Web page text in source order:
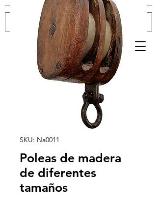
Log In
SKU: Na0011
Poleas de madera
de diferentes
tamaños